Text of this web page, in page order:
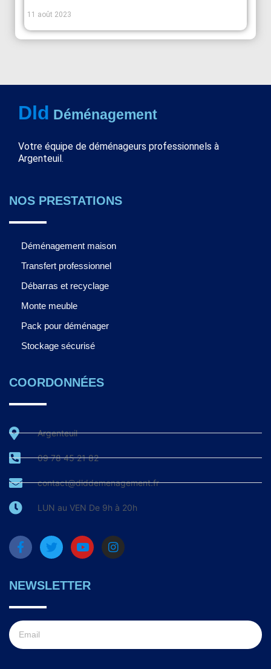
11 août 2023
Dld Déménagement
Votre équipe de déménageurs professionnels à
Argenteuil.
NOS PRESTATIONS
Déménagement maison
Transfert professionnel
Débarras et recyclage
Monte meuble
Pack pour déménager
Stockage sécurisé
COORDONNÉES
Argenteuil
09 78 45 21 82
contact@dlddemenagement.fr
LUN au VEN De 9h à 20h
NEWSLETTER